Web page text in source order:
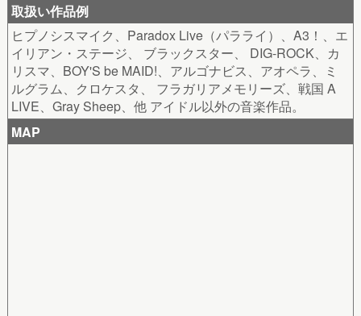
取扱い作品例
ヒプノシスマイク、Paradox Live（パラライ）、A3！、エ
イリアン・ステージ、 ブラックスター、 DIG-ROCK、カ
リスマ、BOY'S be MAID!、アルゴナビス、アオペラ、ミ
ルグラム、クロケスタ、 フラガリアメモリーズ、戦国 A
LIVE、Gray Sheep、他 アイドル以外の音楽作品。
MAP